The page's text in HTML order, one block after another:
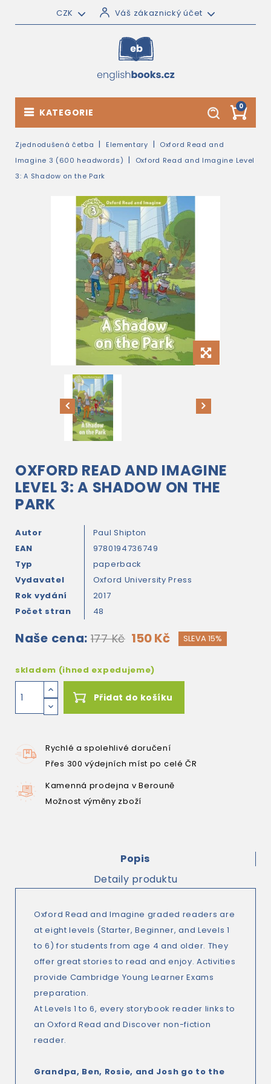
CZK Váš zákaznický účet
0
KATEGORIE
Zjednodušená četba Elementary
Oxford Read and
Imagine 3 (600 headwords)
Oxford Read and Imagine Level
3: A Shadow on the Park
OXFORD READ AND IMAGINE
LEVEL 3: A SHADOW ON THE
PARK
Autor
Paul Shipton
EAN
9780194736749
Typ
paperback
Vydavatel
Oxford University Press
Rok vydání
2017
Počet stran
48
Naše cena: 177 Kč 150 Kč SLEVA 15%
skladem (ihned expedujeme)
Přidat do košíku
Rychlé a spolehlivé doručení
Přes 300 výdejních míst po celé ČR
Kamenná prodejna v Berouně
Možnost výměny zboží
Popis
Detaily produktu
Oxford Read and Imagine graded readers are
at eight levels (Starter, Beginner, and Levels 1
to 6) for students from age 4 and older. They
offer great stories to read and enjoy. Activities
provide Cambridge Young Learner Exams
preparation.
At Levels 1 to 6, every storybook reader links to
an Oxford Read and Discover non-fiction
reader.
Grandpa, Ben, Rosie, and Josh go to the